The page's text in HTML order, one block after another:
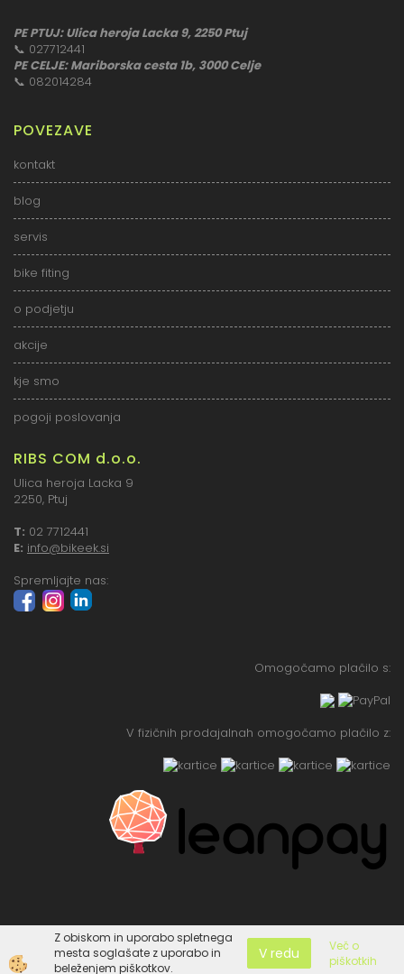
PE PTUJ: Ulica heroja Lacka 9, 2250 Ptuj
📞 027712441
PE CELJE: Mariborska cesta 1b, 3000 Celje
📞 082014284
POVEZAVE
kontakt
blog
servis
bike fiting
o podjetju
akcije
kje smo
pogoji poslovanja
RIBS COM d.o.o.
Ulica heroja Lacka 9
2250, Ptuj
T: 02 7712441
E: info@bikeek.si
Spremljajte nas:
Omogočamo plačilo s:
V fizičnih prodajalnah omogočamo plačilo z:
Izdelava spletne trgovine
Z obiskom in uporabo spletnega
mesta soglašate z uporabo in
beleženjem piškotkov.
V redu
Več o
piškotkih